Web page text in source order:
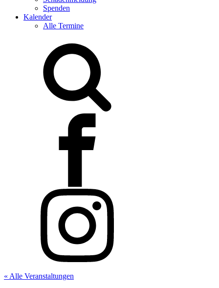
Spenden
Kalender
Alle Termine
« Alle Veranstaltungen